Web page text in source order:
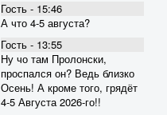
Гость - 15:46
А что 4-5 августа?
Гость - 13:55
Ну чо там Пролонски,
проспался он? Ведь близко
Осень! А кроме того, грядёт
4-5 Августа 2026-го!!